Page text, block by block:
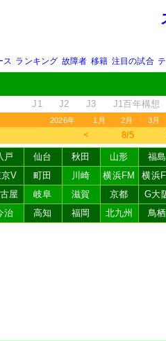
ス ランキング 故障者 移籍 注目の試合
J1 J2 J3 J1百年構想
2026年 1月 2月 3月
＜ 8/5
戸 仙台 秋田 山形 福島
V 町田 川崎 横浜FM 横浜
屋 岐阜 滋賀 京都 G大
治 高知 福岡 北九州 鳥栖